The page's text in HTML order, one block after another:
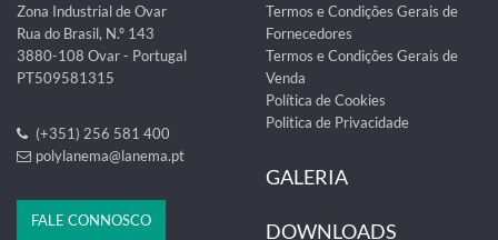
Zona Industrial de Ovar
Rua do Brasil, N.º 143
3880-108 Ovar - Portugal
PT509581315
(+351) 256 581 400
polylanema@lanema.pt
FALE CONNOSCO
Termos e Condições Gerais de
Fornecedores
Termos e Condições Gerais de
Venda
Política de Cookies
Politica de Privacidade
GALERIA
DOWNLOADS